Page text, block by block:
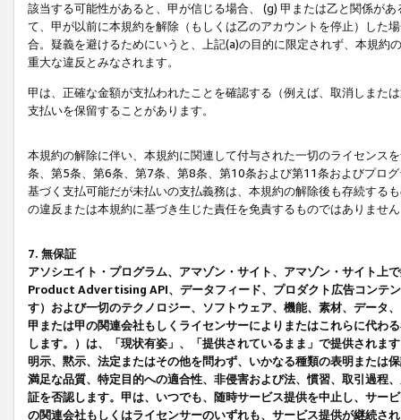
該当する可能性があると、甲が信じる場合、 (g) 甲または乙と関係が
て、甲が以前に本規約を解除（もしくは乙のアカウントを停止）した
合。疑義を避けるためにいうと、上記(a)の目的に限定されず、本規
重大な違反とみなされます。
甲は、正確な金額が支払われたことを確認する（例えば、取消しまた
支払いを保留することがあります。
本規約の解除に伴い、本規約に関連して付与された一切のライセンス
条、第5条、第6条、第7条、第8条、第10条および第11条およびプロ
基づく支払可能だが未払いの支払義務は、本規約の解除後も存続する
の違反または本規約に基づき生じた責任を免責するものではありませ
7. 無保証
アソシエイト・プログラム、アマゾン・サイト、アマゾン・サイト上
Product Advertising API、データフィード、プロダクト広告コンテ
す）および一切のテクノロジー、ソフトウェア、機能、素材、データ
甲または甲の関連会社もしくライセンサーによりまたはこれらに代わ
します。）は、「現状有姿」、「提供されているまま」で提供されま
明示、黙示、法定またはその他を問わず、いかなる種類の表明または
満足な品質、特定目的への適合性、非侵害および法、慣習、取引過程
証を否認します。甲は、いつでも、随時サービス提供を中止し、サー
の関連会社もしくはライセンサーのいずれも、サービス提供が継続さ